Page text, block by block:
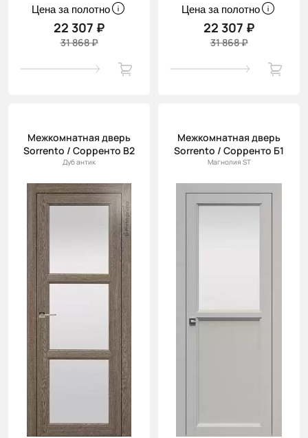
Цена за полотно
22 307 ₽
31 868 ₽
Цена за полотно
22 307 ₽
31 868 ₽
Межкомнатная дверь
Sorrento / Сорренто В2
Дуб антик
Межкомнатная дверь
Sorrento / Сорренто Б1
Магнолия ST